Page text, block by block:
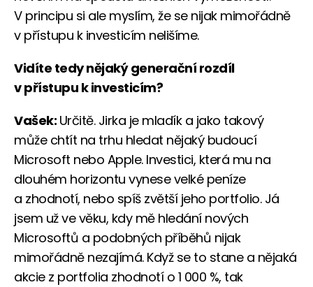
V principu si ale myslím, že se nijak mimořádně
v přístupu k investicím nelišíme.
Vidíte tedy nějaký generační rozdíl
v přístupu k investicím?
Vašek: Určitě. Jirka je mladík a jako takový
může chtít na trhu hledat nějaký budoucí
Microsoft nebo Apple. Investici, která mu na
dlouhém horizontu vynese velké peníze
a zhodnotí, nebo spíš zvětší jeho portfolio. Já
jsem už ve věku, kdy mě hledání nových
Microsoftů a podobných příběhů nijak
mimořádně nezajímá. Když se to stane a nějaká
akcie z portfolia zhodnotí o 1 000 %, tak